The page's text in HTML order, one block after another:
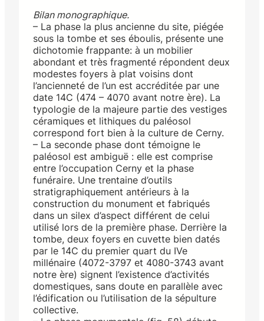
Bilan monographique.
– La phase la plus ancienne du site, piégée
sous la tombe et ses éboulis, présente une
dichotomie frappante: à un mobilier
abondant et très fragmenté répondent deux
modestes foyers à plat voisins dont
l’ancienneté de l’un est accréditée par une
date 14C (474 – 4070 avant notre ère). La
typologie de la majeure partie des vestiges
céramiques et lithiques du paléosol
correspond fort bien à la culture de Cerny.
– La seconde phase dont témoigne le
paléosol est ambiguë : elle est comprise
entre l’occupation Cerny et la phase
funéraire. Une trentaine d’outils
stratigraphiquement antérieurs à la
construction du monument et fabriqués
dans un silex d’aspect différent de celui
utilisé lors de la première phase. Derrière la
tombe, deux foyers en cuvette bien datés
par le 14C du premier quart du IVe
millénaire (4072-3797 et 4080-3743 avant
notre ère) signent l’existence d’activités
domestiques, sans doute en parallèle avec
l’édification ou l’utilisation de la sépulture
collective.